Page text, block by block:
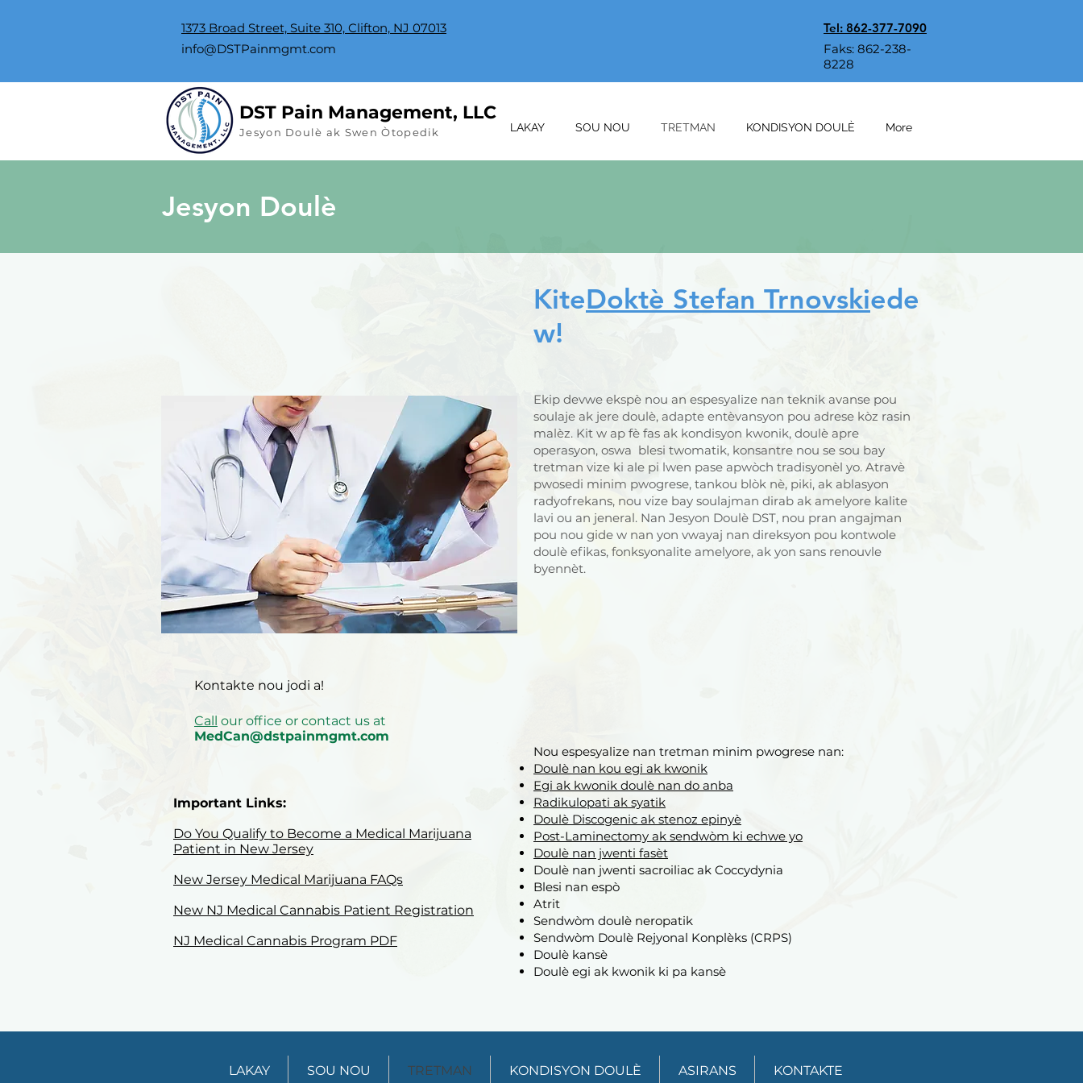
1373 Broad Street, Suite 310, Clifton, NJ 07013
info@DSTPainmgmt.com
Tel: 862-377-7090
Faks: 862-238-
8228
DST Pain Management, LLC
LAKAY SOU NOU TRETMAN KONDISYON DOULÈ More
Jesyon Doulè ak Swen Òtopedik
Jesyon Doulè
KiteDoktè Stefan Trnovskiede
w!
Kontakte nou jodi a!
Call our office or contact us at
MedCan@dstpainmgmt.com
Important Links:
Do You Qualify to Become a Medical Marijuana
Patient in New Jersey
New Jersey Medical Marijuana FAQs
New NJ Medical Cannabis Patient Registration
NJ Medical Cannabis Program PDF
Ekip devwe ekspè nou an espesyalize nan teknik avanse pou
soulaje ak jere doulè, adapte entèvansyon pou adrese kòz rasin
malèz. Kit w ap fè fas ak kondisyon kwonik, doulè apre
operasyon, oswa blesi twomatik, konsantre nou se sou bay
tretman vize ki ale pi lwen pase apwòch tradisyonèl yo. Atravè
pwosedi minim pwogrese, tankou blòk nè, piki, ak ablasyon
radyofrekans, nou vize bay soulajman dirab ak amelyore kalite
lavi ou an jeneral. Nan Jesyon Doulè DST, nou pran angajman
pou nou gide w nan yon vwayaj nan direksyon pou kontwole
doulè efikas, fonksyonalite amelyore, ak yon sans renouvle
byennèt.
Nou espesyalize nan tretman minim pwogrese nan:
Doulè nan kou egi ak kwonik
Egi ak kwonik doulè nan do anba
Radikulopati ak syatik
Doulè Discogenic ak stenoz epinyè
Post-Laminectomy ak sendwòm ki echwe yo
Doulè nan jwenti fasèt
Doulè nan jwenti sacroiliac ak Coccydynia
Blesi nan espò
Atrit
Sendwòm doulè neropatik
Sendwòm Doulè Rejyonal Konplèks (CRPS)
Doulè kansè
Doulè egi ak kwonik ki pa kansè
LAKAY SOU NOU TRETMAN KONDISYON DOULÈ ASIRANS KONTAKTE